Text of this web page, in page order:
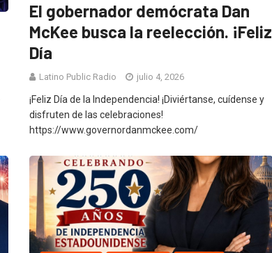
El gobernador demócrata Dan
McKee busca la reelección. ¡Feliz
Día
Latino Public Radio julio 4, 2026
¡Feliz Día de la Independencia! ¡Diviértanse, cuídense y
disfruten de las celebraciones!
https://www.governordanmckee.com/